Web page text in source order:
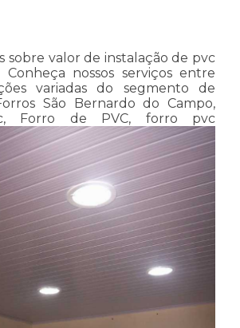
sobre valor de instalação de pvc
Conheça nossos serviços entre
variadas do segmento de
São Bernardo do Campo,
Forro de PVC, forro pvc